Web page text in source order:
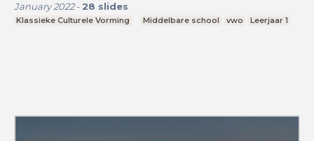
January 2022- 28 slides
Klassieke Culturele Vorming Middelbare school vwo Leerjaar 1